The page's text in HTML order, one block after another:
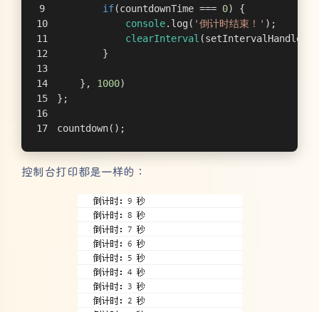
if(countdownTime === 0) {
console.log( '倒计时结束！' );
clearInterval (setIntervalHandler);
        }
    },
1000)
};
countdown();
控制台打印都是一样的：